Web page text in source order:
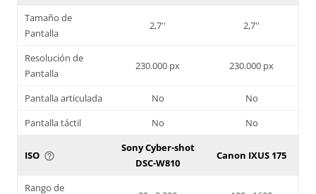
Tamaño de
Pantalla
2,7'' 2,7''
Resolución de
Pantalla
230.000 px 230.000 px
Pantalla articulada No
No
Pantalla táctil
No No
ISO help_outline
Sony Cyber-shot
DSC-W810
Canon IXUS 175
Rango de